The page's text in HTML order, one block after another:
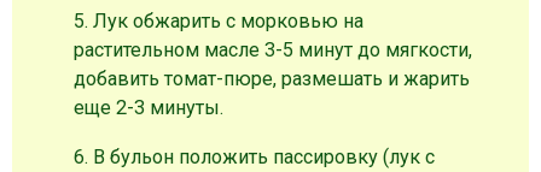
5. Лук обжарить с морковью на
растительном масле 3-5 минут до мягкости,
добавить томат-пюре, размешать и жарить
еще 2-3 минуты.
6. В бульон положить пассировку (лук с